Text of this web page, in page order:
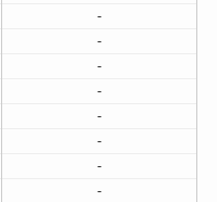
-
-
-
-
-
-
-
-